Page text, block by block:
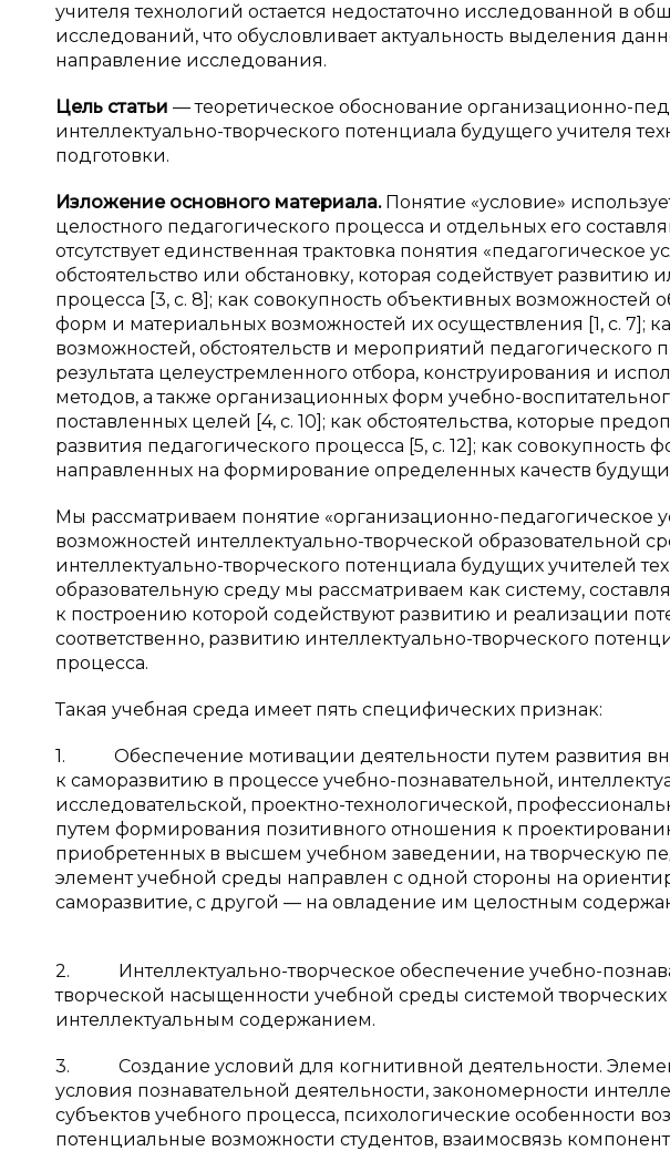
учителя технологий остается недостаточно исследованной в
исследований, что обусловливает актуальность выделения
направление исследования.
Цель статьи — теоретическое обоснование организационно-
интеллектуально-творческого потенциала будущего учителя
подготовки.
Изложение основного материала.Понятие «условие»
целостного педагогического процесса и отдельных его
отсутствует единственная трактовка понятия «педагогическое
обстоятельство или обстановку, которая содействует
процесса [3, с. 8]; как совокупность объективных возможностей
форм и материальных возможностей их осуществления [1, с. 7];
возможностей, обстоятельств и мероприятий педагогического
результата целеустремленного отбора, конструирования и
методов, а также организационных форм учебно-
поставленных целей [4, с. 10]; как обстоятельства, которые
развития педагогического процесса [5, с. 12]; как
направленных на формирование определенных качеств
Мы рассматриваем понятие «организационно-педагогическое
возможностей интеллектуально-творческой образовательной
интеллектуально-творческого потенциала будущих учителей
образовательную среду мы рассматриваем как систему,
к построению которой содействуют развитию и реализации
соответственно, развитию интеллектуально-творческого
процесса.
Такая учебная среда имеет пять специфических признак:
1. Обеспечение мотивации деятельности путем развития
к саморазвитию в процессе учебно-познавательной,
исследовательской, проектно-технологической,
путем формирования позитивного отношения к
приобретенных в высшем учебном заведении, на творческую
элемент учебной среды направлен с одной стороны на
саморазвитие, с другой — на овладение им целостным
2. Интеллектуально-творческое обеспечение учебно-
творческой насыщенности учебной среды системой
интеллектуальным содержанием.
3. Создание условий для когнитивной деятельности.
условия познавательной деятельности, закономерности
субъектов учебного процесса, психологические особенности
потенциальные возможности студентов, взаимосвязь